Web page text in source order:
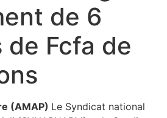
de 6
de Fcfa de
(AMAP) Le Syndicat national